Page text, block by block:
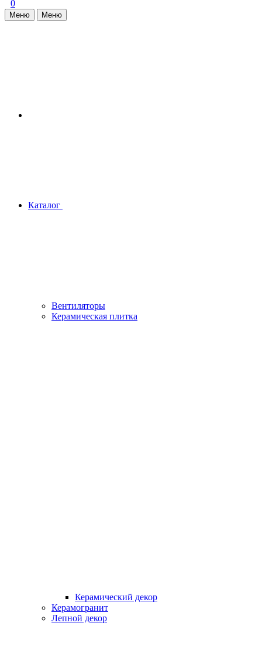
0
Меню Меню
Каталог
Вентиляторы
Керамическая плитка
Керамический декор
Керамогранит
Лепной декор